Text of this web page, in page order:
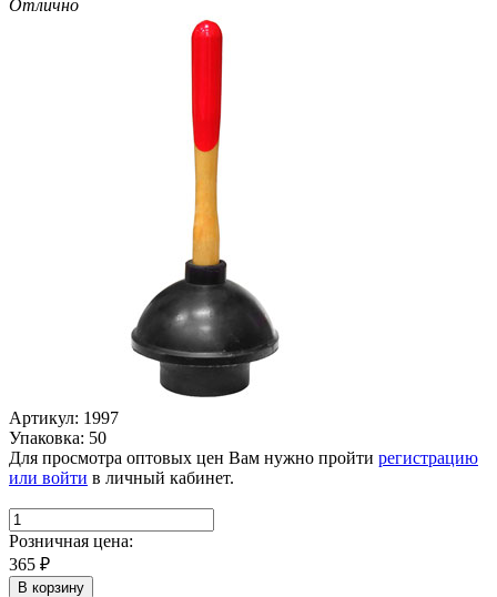
Отлично
Артикул: 1997
Упаковка: 50
Для просмотра оптовых цен Вам нужно пройти регистрацию
или войти в личный кабинет.
Розничная цена:
365 ₽
В корзину